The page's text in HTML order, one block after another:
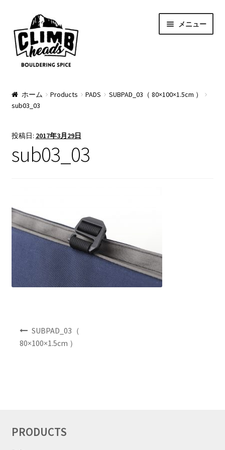
ビ
ゲ
ー
ン
へ
キ
プ
ン
テ
ン
ス
キ
プ
メニュー
Pads
Apparel
Bag & Accessory
Custom Charge
NEWS
INFO
Payment
FAQ
ホーム Products PADS
SUBPAD_03（ 80×100×1.5cm ）
sub03_03
投稿日: 2017年3月29日
sub03_03
ン
SUBPAD_03（
80×100×1.5cm ）
PRODUCTS